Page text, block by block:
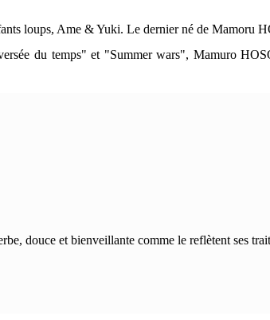
loups, Ame & Yuki. Le dernier né de Mamoru
du temps" et "Summer wars", Mamuro
douce et bienveillante comme le reflètent ses